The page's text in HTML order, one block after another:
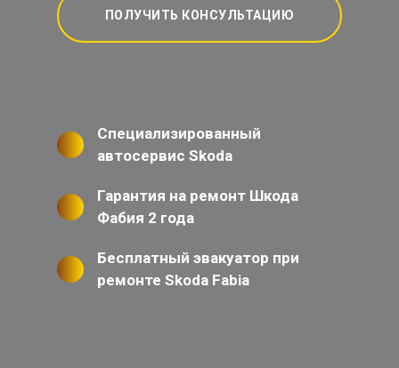
ПОЛУЧИТЬ КОНСУЛЬТАЦИЮ
Специализированный
автосервис Skoda
Гарантия на ремонт Шкода
Фабия 2 года
Бесплатный эвакуатор при
ремонте Skoda Fabia